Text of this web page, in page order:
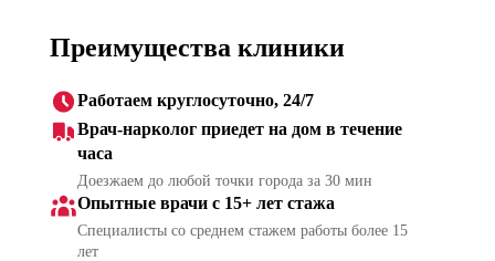
Преимущества клиники
Работаем круглосуточно, 24/7
Врач-нарколог приедет на дом в течение
часа
Доезжаем до любой точки города за 30 мин
Опытные врачи с 15+ лет стажа
Специалисты со среднем стажем работы более 15
лет